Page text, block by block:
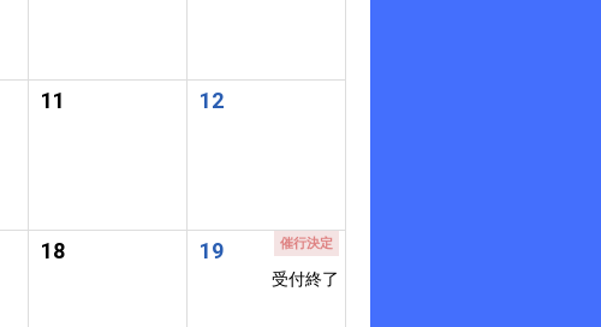
11 12
18 19 催行決定
受付終了